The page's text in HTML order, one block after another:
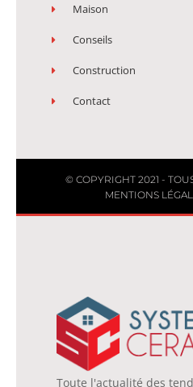
Maison
Conseils
Construction
Contact
© COPYRIGHT 2021 -
MENTIONS
Toute l'actualité des